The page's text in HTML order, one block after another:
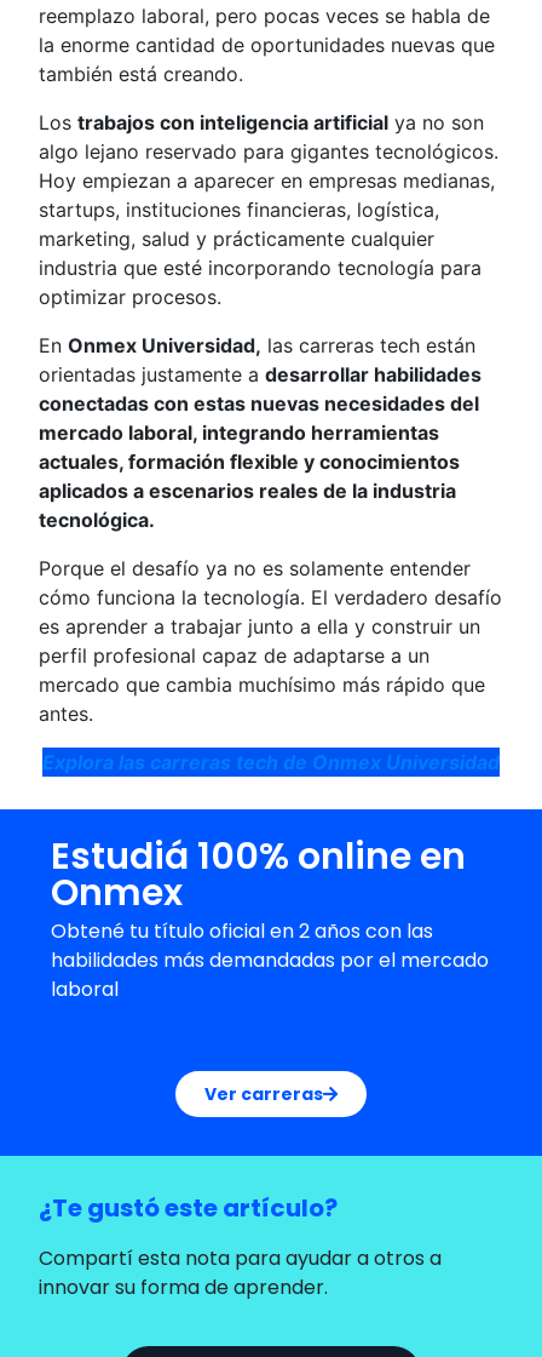
reemplazo laboral, pero pocas veces se habla de
la enorme cantidad de oportunidades nuevas que
también está creando.
Lostrabajos con inteligencia artificial ya no son
algo lejano reservado para gigantes tecnológicos.
Hoy empiezan a aparecer en empresas medianas,
startups, instituciones financieras, logística,
marketing, salud y prácticamente cualquier
industria que esté incorporando tecnología para
optimizar procesos.
EnOnmex Universidad, las carreras tech están
orientadas justamente adesarrollar habilidades
conectadas con estas nuevas necesidades del
mercado laboral, integrando herramientas
actuales, formación flexible y conocimientos
aplicados a escenarios reales de la industria
tecnológica.
Porque el desafío ya no es solamente entender
cómo funciona la tecnología. El verdadero desafío
es aprender a trabajar junto a ella y construir un
perfil profesional capaz de adaptarse a un
mercado que cambia muchísimo más rápido que
antes.
Explora las carreras tech de Onmex Universidad
Estudiá 100% online en
Onmex
Obtené tu título oficial en 2 años con las
habilidades más demandadas por el mercado
laboral
Ver carreras
¿Te gustó este artículo?
Compartí esta nota para ayudar a otros a
innovar su forma de aprender.